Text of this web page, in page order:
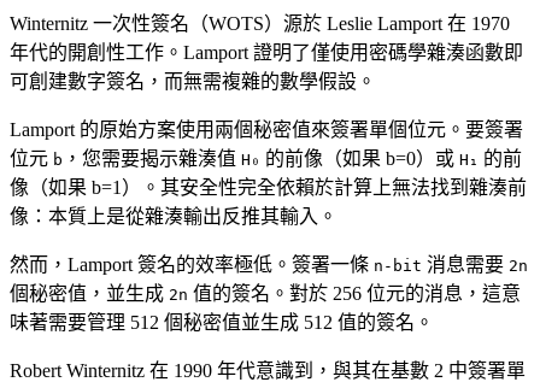
Winternitz 一次性簽名（WOTS）源於 Leslie Lamport 在 1970
年代的開創性工作。Lamport 證明了僅使用密碼學雜湊函數即
可創建數字簽名，而無需複雜的數學假設。
Lamport 的原始方案使用兩個秘密值來簽署單個位元。要簽署
位元 b ，您需要揭示雜湊值 H₀ 的前像（如果 b=0）或 H₁ 的前
像（如果 b=1）。其安全性完全依賴於計算上無法找到雜湊前
像：本質上是從雜湊輸出反推其輸入。
然而，Lamport 簽名的效率極低。簽署一條 n-bit 消息需要 2n
個秘密值，並生成 2n 值的簽名。對於 256 位元的消息，這意
味著需要管理 512 個秘密值並生成 512 值的簽名。
Robert Winternitz 在 1990 年代意識到，與其在基數 2 中簽署單